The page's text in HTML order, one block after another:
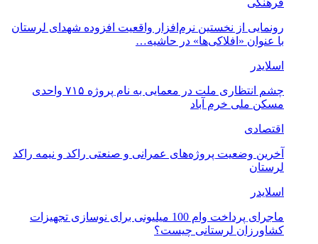
فرهنگی
رونمایی از نخستین نرم‌افزار واقعیت افزوده شهدای لرستان
با عنوان «افلاکی‌ها» در حاشیه…
اسلایدر
چشم انتظاری ملت در معمایی به نام پروژه ۷۱۵ واحدی
مسکن ملی خرم آباد
اقتصادی
آخرین وضعیت پروژه‌های عمرانی و صنعتی راکد و نیمه راکد
لرستان
اسلایدر
ماجرای پرداخت وام 100 میلیونی برای نوسازی تجهیزات
کشاورزان لرستانی چیست؟